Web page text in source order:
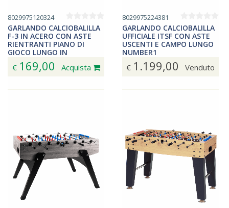
8029975120324
GARLANDO CALCIOBALILLA
F-3 IN ACERO CON ASTE
RIENTRANTI PIANO DI
GIOCO LUNGO IN
NOBILIATO F3ACRLNO
€ 169,00 Acquista
8029975224381
GARLANDO CALCIOBALILLA
UFFICIALE ITSF CON ASTE
USCENTI E CAMPO LUNGO
NUMBER1
€ 1.199,00 Venduto